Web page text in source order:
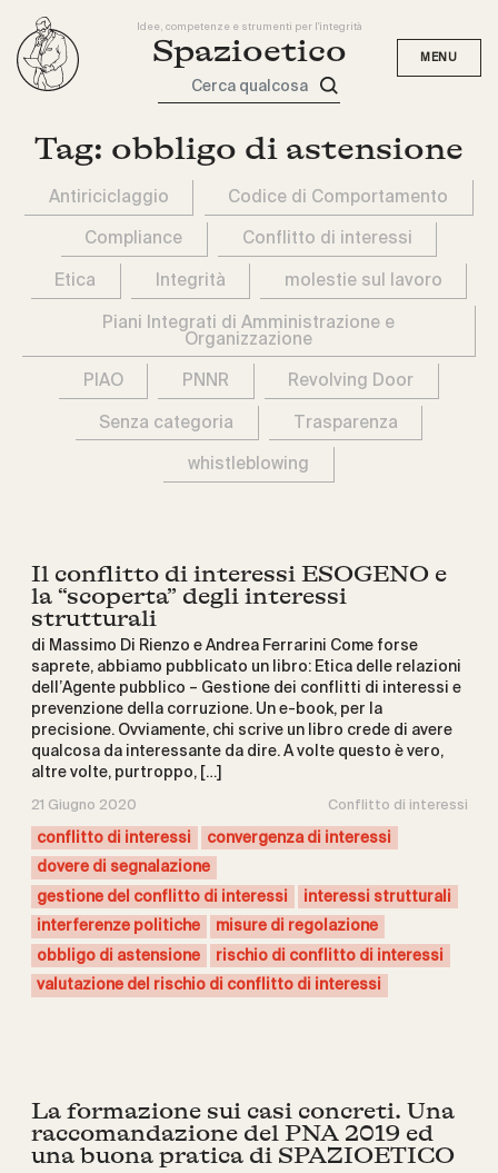
Idee, competenze e strumenti per l'integrità
Spazioetico
Cerca qualcosa
Tag: obbligo di astensione
Antiriciclaggio Codice di Comportamento
Compliance Conflitto di interessi
Etica Integrità molestie sul lavoro
Piani Integrati di Amministrazione e
Organizzazione
PIAO PNNR Revolving Door
Senza categoria Trasparenza
whistleblowing
Il conflitto di interessi ESOGENO e
la “scoperta” degli interessi
strutturali
di Massimo Di Rienzo e Andrea Ferrarini Come forse
saprete, abbiamo pubblicato un libro: Etica delle relazioni
dell’Agente pubblico – Gestione dei conflitti di interessi e
prevenzione della corruzione. Un e-book, per la
precisione. Ovviamente, chi scrive un libro crede di avere
qualcosa da interessante da dire. A volte questo è vero,
altre volte, purtroppo, […]
21 Giugno 2020 Conflitto di interessi
conflitto di interessi
convergenza di interessi
dovere di segnalazione
gestione del conflitto di interessi
interessi strutturali
interferenze politiche
misure di regolazione
obbligo di astensione
rischio di conflitto di interessi
valutazione del rischio di conflitto di interessi
La formazione sui casi concreti. Una
raccomandazione del PNA 2019 ed
una buona pratica di SPAZIOETICO